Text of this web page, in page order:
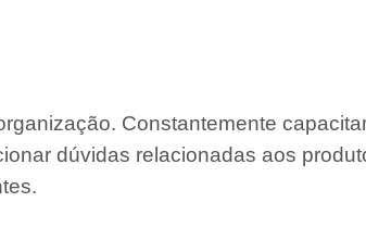
Constantemente
dúvidas relacionadas aos